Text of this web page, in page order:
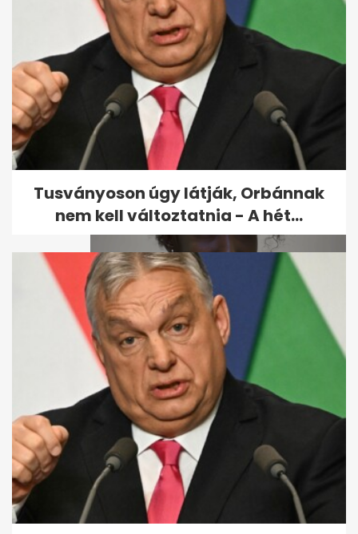
Mihalik Enikő egyre többet
tartózkodik Magyarországon,
és...
Szomáliából menekült
hazánkba a modell, aki most a
magyar Marie...
Tusványoson úgy látják, Orbánnak
nem kell változtatnia - A hét...